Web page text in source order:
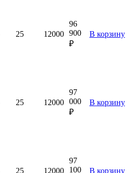
25 12000
96
900
₽
В корзину
25 12000
97
000
₽
В корзину
25 12000
97
100
В корзину